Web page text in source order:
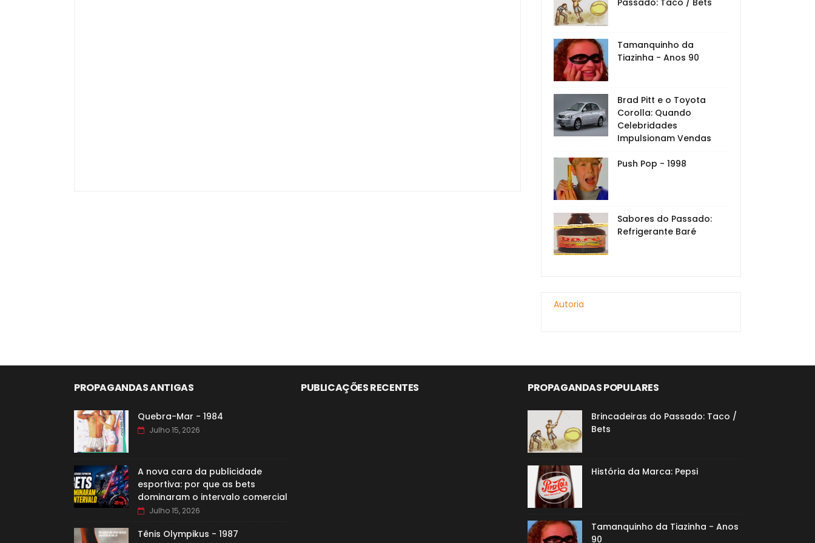
Passado: Taco / Bets
Tamanquinho da
Tiazinha - Anos 90
Brad Pitt e o Toyota
Corolla: Quando
Celebridades
Impulsionam Vendas
Push Pop - 1998
Sabores do Passado:
Refrigerante Baré
Autoria
PROPAGANDAS ANTIGAS
Quebra-Mar - 1984
Julho 15, 2026
A nova cara da publicidade
esportiva: por que as bets
dominaram o intervalo comercial
Julho 15, 2026
Tênis Olympikus - 1987
PUBLICAÇÕES RECENTES PROPAGANDAS POPULARES
Brincadeiras do Passado: Taco /
Bets
História da Marca: Pepsi
Tamanquinho da Tiazinha - Anos
90